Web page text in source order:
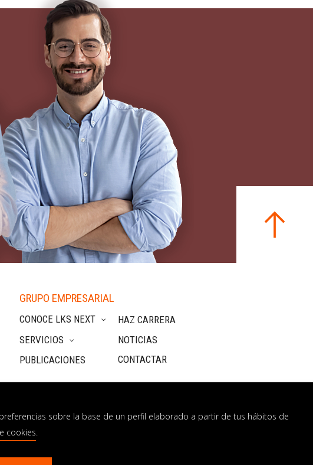
GRUPO EMPRESARIAL
CONOCE LKS NEXT
SERVICIOS
PUBLICACIONES
HAZ CARRERA
NOTICIAS
CONTACTAR
interno información
sobre la base de un perfil elaborado a partir de tus hábitos de
cookies.